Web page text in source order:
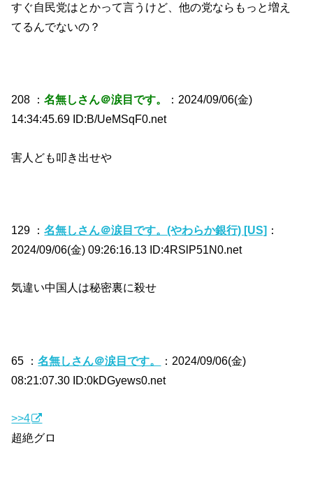
すぐ自民党はとかって言うけど、他の党ならもっと増え
てるんでないの？
208 ：名無しさん＠涙目です。
：2024/09/06(金)
14:34:45.69 ID:B/UeMSqF0.net
害人ども叩き出せや
129 ：名無しさん＠涙目です。(やわらか銀行) [US] ：
2024/09/06(金) 09:26:16.13 ID:4RSlP51N0.net
気違い中国人は秘密裏に殺せ
65 ：名無しさん＠涙目です。
：2024/09/06(金)
08:21:07.30 ID:0kDGyews0.net
>>4
超絶グロ